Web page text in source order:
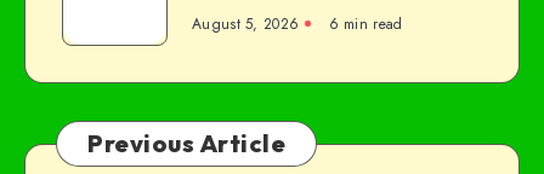
August 5, 2026 6 min read
Previous Article